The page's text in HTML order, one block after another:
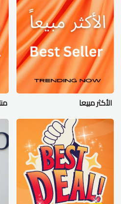
الأكثر مبيعا